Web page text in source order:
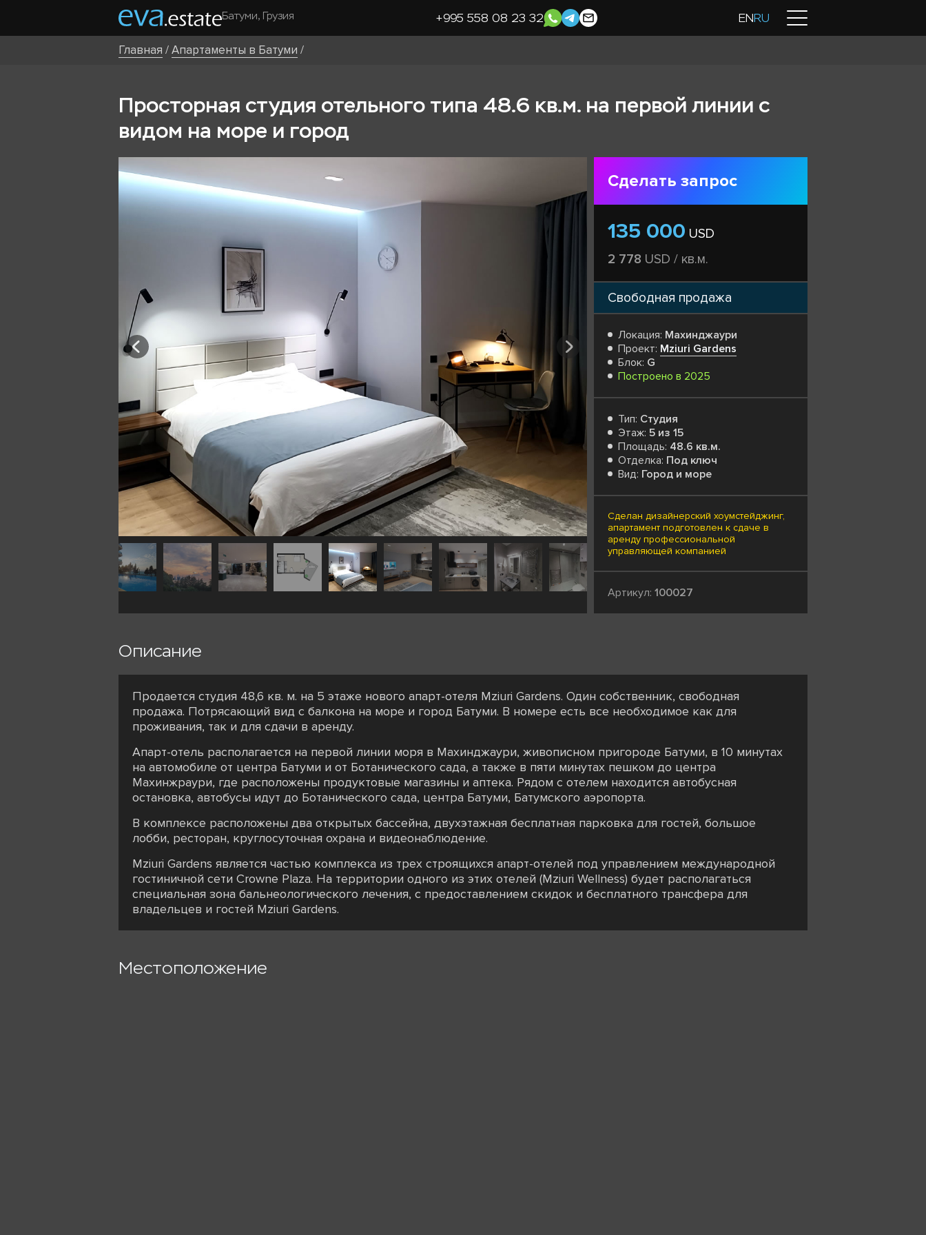
Батуми, Грузия +995 558 08 23 32 ENRU
Главная /Апартаменты в Батуми /
Просторная студия отельного типа 48.6 кв.м. на первой линии с
видом на море и город
Сделать запрос
135 000 USD
2 778 USD / кв.м.
Свободная продажа
Локация: Махинджаури
Проект: Mziuri Gardens
Блок: G
Построено в 2025
Тип: Студия
Этаж: 5 из 15
Площадь: 48.6 кв.м.
Отделка: Под ключ
Вид: Город и море
Сделан дизайнерский хоумстейджинг,
апартамент подготовлен к сдаче в
аренду профессиональной
управляющей компанией
Артикул: 100027
Описание
Продается студия 48,6 кв. м. на 5 этаже нового апарт-отеля Mziuri Gardens. Один собственник, свободная
продажа. Потрясающий вид с балкона на море и город Батуми. В номере есть все необходимое как для
проживания, так и для сдачи в аренду.
Апарт-отель располагается на первой линии моря в Махинджаури, живописном пригороде Батуми, в 10 минутах
на автомобиле от центра Батуми и от Ботанического сада, а также в пяти минутах пешком до центра
Махинжраури, где расположены продуктовые магазины и аптека. Рядом с отелем находится автобусная
остановка, автобусы идут до Ботанического сада, центра Батуми, Батумского аэропорта.
В комплексе расположены два открытых бассейна, двухэтажная бесплатная парковка для гостей, большое
лобби, ресторан, круглосуточная охрана и видеонаблюдение.
Mziuri Gardens является частью комплекса из трех строящихся апарт-отелей под управлением международной
гостиничной сети Crowne Plaza. На территории одного из этих отелей (Mziuri Wellness) будет располагаться
специальная зона бальнеологического лечения, с предоставлением скидок и бесплатного трансфера для
владельцев и гостей Mziuri Gardens.
Местоположение